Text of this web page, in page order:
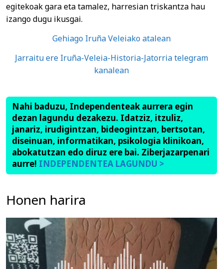
egitekoak gara eta tamalez, harresian triskantza hau
izango dugu ikusgai.
Gehiago Iruña Veleiako atalean
Jarraitu ere Iruña-Veleia-Historia-Jatorria telegram
kanalean
Nahi baduzu, Independenteak aurrera egin
dezan lagundu dezakezu. Idatziz, itzuliz,
janariz, irudigintzan, bideogintzan, bertsotan,
diseinuan, informatikan, psikologia klinikoan,
abokatutzan edo diruz ere bai. Ziberjazarpenari
aurre! INDEPENDENTEA LAGUNDU >
Honen harira